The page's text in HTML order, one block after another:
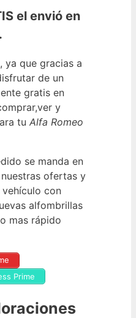
el envió en
ya que gracias a
de un
gratis en
y
tu Alfa Romeo
se manda en
ofertas y
con
alfombrillas
mas rápido
Prime